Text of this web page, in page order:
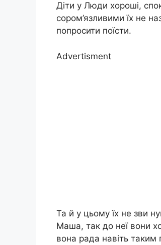
Діти у Люди хороші,
сором’язливими їх не
попросити поїсти.
Advertisment
Та й у цьому їх не зви
Маша, так до неї вони
вона рада навіть